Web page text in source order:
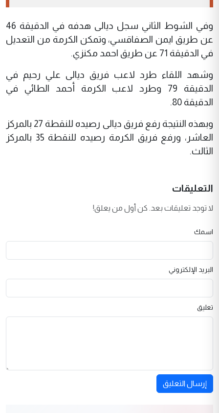
وفي الشوط الثاني سجل ديالى هدفه في الدقيقة 46
عن طريق ايمن الصفاقسي، وتمكن الكرمة من التعديل
في الدقيقة 71 عن طريق احمد مكنزي.
وشهد اللقاء طرد لاعب فريق ديالى علي رحيم في
الدقيقة 79 وطرد لاعب الكرمة أحمد الطائي في
الدقيقة 80.
وبهذه النتيجة رفع فريق ديالى رصيده للنقطة 27 بالمركز
العاشر، ورفع فريق الكرمة رصيده للنقطة 35 بالمركز
الثالث.
التعليقات
لا توجد تعليقات بعد. كن أول من يعلق!
اسمك
البريد الإلكتروني
تعليق
إرسال التعليق